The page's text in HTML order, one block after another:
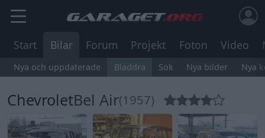
Start Bilar Forum Projekt Foton Video
Nya och uppdaterade Bläddra Sök Nya bilder Nya
ChevroletBel Air(1957)